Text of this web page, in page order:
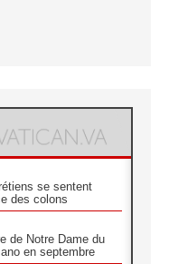
se sentent
des colons
de Notre Dame du
en septembre